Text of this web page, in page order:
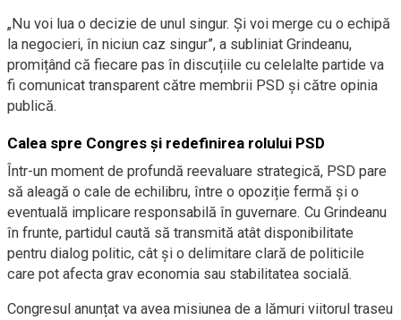
„Nu voi lua o decizie de unul singur. Și voi merge cu o echipă
la negocieri, în niciun caz singur”, a subliniat Grindeanu,
promițând că fiecare pas în discuțiile cu celelalte partide va
fi comunicat transparent către membrii PSD și către opinia
publică.
Calea spre Congres și redefinirea rolului PSD
Într-un moment de profundă reevaluare strategică, PSD pare
să aleagă o cale de echilibru, între o opoziție fermă și o
eventuală implicare responsabilă în guvernare. Cu Grindeanu
în frunte, partidul caută să transmită atât disponibilitate
pentru dialog politic, cât și o delimitare clară de politicile
care pot afecta grav economia sau stabilitatea socială.
Congresul anunțat va avea misiunea de a lămuri viitorul traseu